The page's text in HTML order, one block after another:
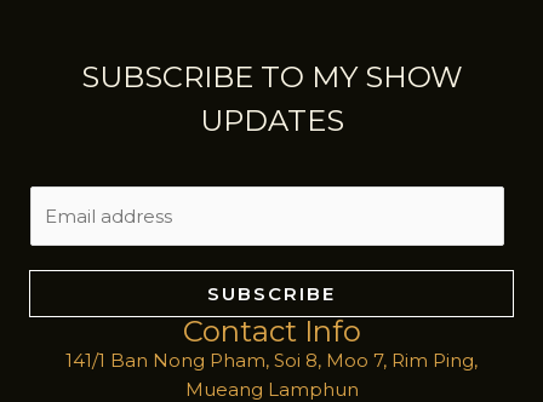
SUBSCRIBE TO MY SHOW
UPDATES
m
l
SUBSCRIBE
Contact Info
141/1 Ban Nong Pham, Soi 8, Moo 7, Rim Ping,
Mueang Lamphun